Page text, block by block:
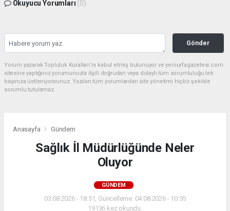
Okuyucu Yorumları (0)
Gönder
Yorum yazarak Topluluk Kuralları’nı kabul etmiş bulunuyor ve yeniurfagazetesi.com
sitesine yaptığınız yorumunuzla ilgili doğrudan veya dolaylı tüm sorumluluğu tek
başınıza üstleniyorsunuz. Yazılan tüm yorumlardan site yönetimi hiçbir şekilde
sorumlu tutulamaz.
Anasayfa Gündem
Sağlık İl Müdürlüğünde Neler
Oluyor
GÜNDEM
03.08.2026 - 18:51, Güncelleme: 04.08.2026 - 10:55
19136 kez okundu.